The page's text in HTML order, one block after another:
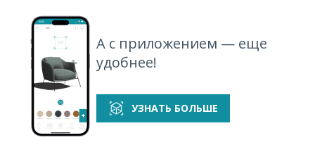
А с приложением — еще
удобнее!
УЗНАТЬ БОЛЬШЕ